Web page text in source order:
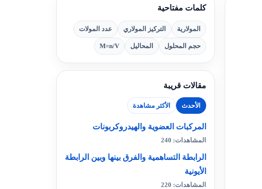
كلمات مفتاحية
المولارية التركيز المولاري عدد المولات
حجم المحلول المحاليل M=n/V
مقالات قريبة
الأحدث الأكثر مشاهدة
المركبات العضوية والهيدروكربونات
المشاهدات: 240
الرابطة التساهمية والفرق بينها وبين الرابطة
الأيونية
المشاهدات: 220